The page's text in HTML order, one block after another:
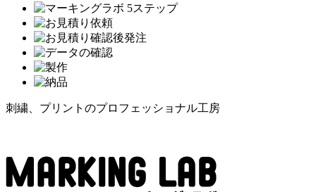
刺繍、プリントのプロフェッショナル工房